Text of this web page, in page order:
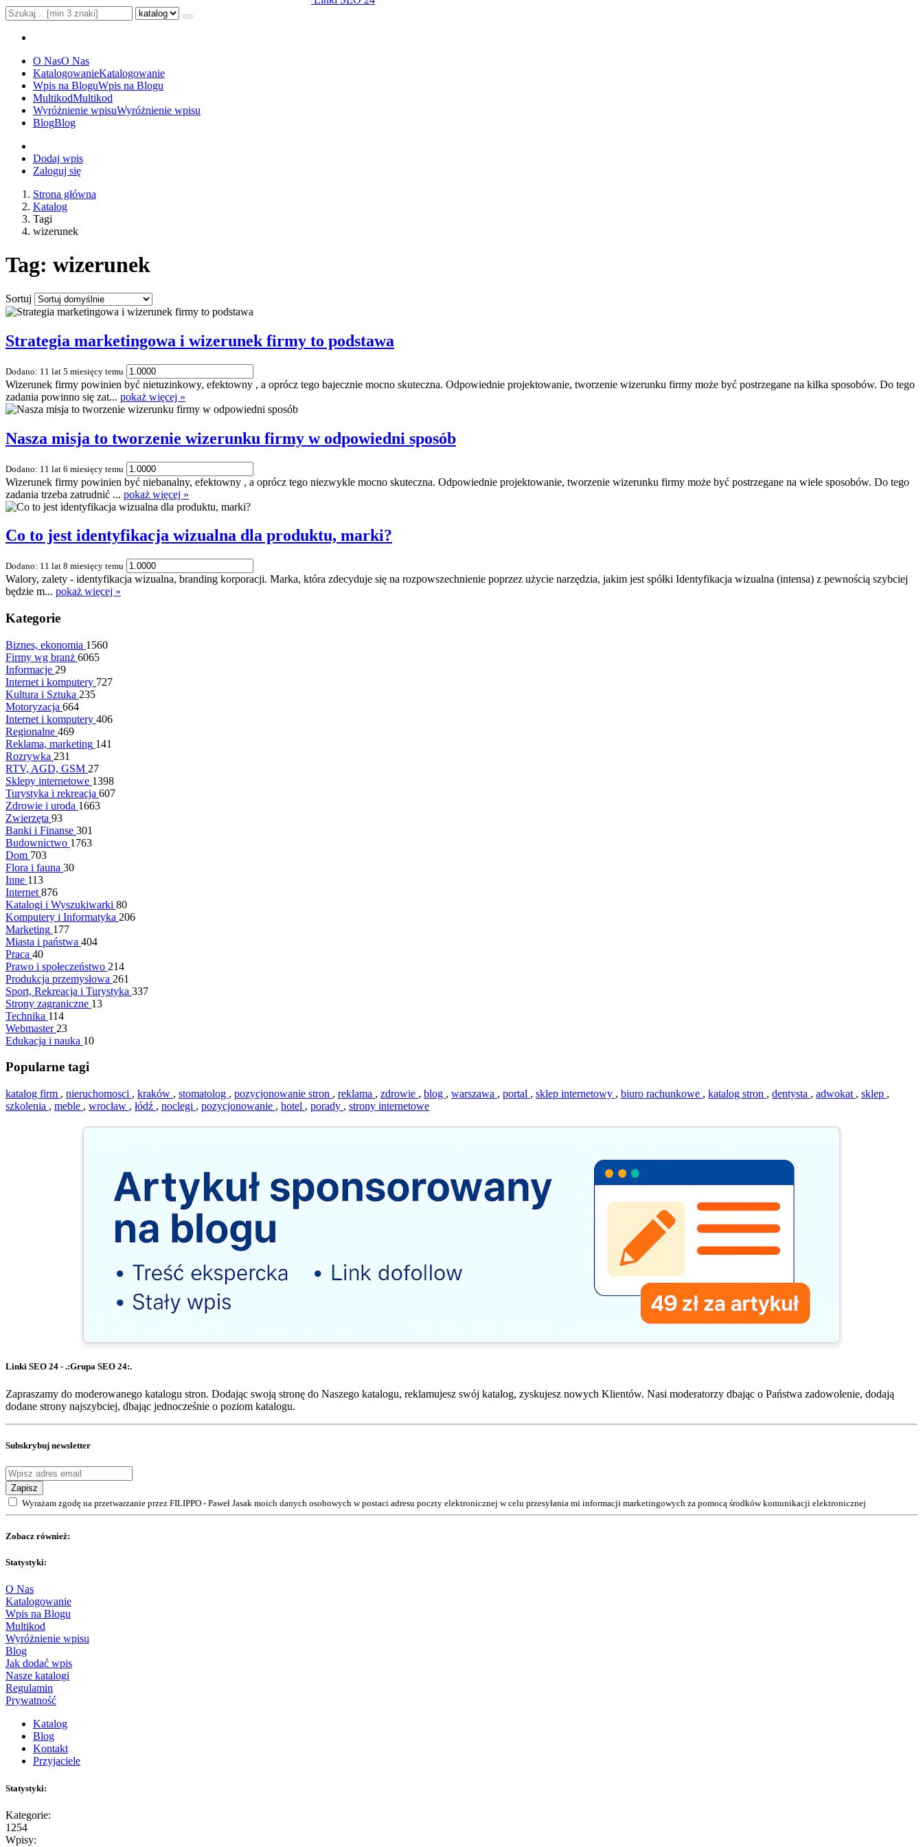
O NasO Nas
KatalogowanieKatalogowanie
Wpis na BloguWpis na Blogu
MultikodMultikod
Wyróżnienie wpisuWyróżnienie wpisu
BlogBlog
Dodaj wpis
Zaloguj się
Strona główna
Katalog
Tagi
wizerunek
Tag: wizerunek
Sortuj
Strategia marketingowa i wizerunek firmy to podstawa
Dodano: 11 lat 5 miesięcy temu
Wizerunek firmy powinien być nietuzinkowy, efektowny , a oprócz tego bajecznie mocno skuteczna. Odpowiednie projektowanie, tworzenie wizerunku firmy może być postrzegane na kilka sposobów. Do tego
zadania powinno się zat... pokaż więcej »
Nasza misja to tworzenie wizerunku firmy w odpowiedni sposób
Dodano: 11 lat 6 miesięcy temu
Wizerunek firmy powinien być niebanalny, efektowny , a oprócz tego niezwykle mocno skuteczna. Odpowiednie projektowanie, tworzenie wizerunku firmy może być postrzegane na wiele sposobów. Do tego
zadania trzeba zatrudnić ... pokaż więcej »
Co to jest identyfikacja wizualna dla produktu, marki?
Dodano: 11 lat 8 miesięcy temu
Walory, zalety - identyfikacja wizualna, branding korporacji. Marka, która zdecyduje się na rozpowszechnienie poprzez użycie narzędzia, jakim jest spółki Identyfikacja wizualna (intensa) z pewnością szybciej
będzie m... pokaż więcej »
Kategorie
Biznes, ekonomia 1560
Firmy wg branż 6065
Informacje 29
Internet i komputery 727
Kultura i Sztuka 235
Motoryzacja 664
Internet i komputery 406
Regionalne 469
Reklama, marketing 141
Rozrywka 231
RTV, AGD, GSM 27
Sklepy internetowe 1398
Turystyka i rekreacja 607
Zdrowie i uroda 1663
Zwierzęta 93
Banki i Finanse 301
Budownictwo 1763
Dom 703
Flora i fauna 30
Inne 113
Internet 876
Katalogi i Wyszukiwarki 80
Komputery i Informatyka 206
Marketing 177
Miasta i państwa 404
Praca 40
Prawo i społeczeństwo 214
Produkcja przemysłowa 261
Sport, Rekreacja i Turystyka 337
Strony zagraniczne 13
Technika 114
Webmaster 23
Edukacja i nauka 10
Popularne tagi
katalog firm , nieruchomosci , kraków , stomatolog , pozycjonowanie stron , reklama , zdrowie , blog , warszawa , portal , sklep internetowy , biuro rachunkowe , katalog stron , dentysta , adwokat , sklep ,
szkolenia , meble , wrocław , łódź , noclegi , pozycjonowanie , hotel , porady , strony internetowe
Linki SEO 24 - .:Grupa SEO 24:.
Zapraszamy do moderowanego katalogu stron. Dodając swoją stronę do Naszego katalogu, reklamujesz swój katalog, zyskujesz nowych Klientów. Nasi moderatorzy dbając o Państwa zadowolenie, dodają
dodane strony najszybciej, dbając jednocześnie o poziom katalogu.
Subskrybuj newsletter
Zapisz
Wyrażam zgodę na przetwarzanie przez FILIPPO - Paweł Jasak moich danych osobowych w postaci adresu poczty elektronicznej w celu przesyłania mi informacji marketingowych za pomocą środków komunikacji elektronicznej
Zobacz również:
Statystyki:
O Nas
Katalogowanie
Wpis na Blogu
Multikod
Wyróżnienie wpisu
Blog
Jak dodać wpis
Nasze katalogi
Regulamin
Prywatność
Katalog
Blog
Kontakt
Przyjaciele
Statystyki:
Kategorie:
1254
Wpisy: